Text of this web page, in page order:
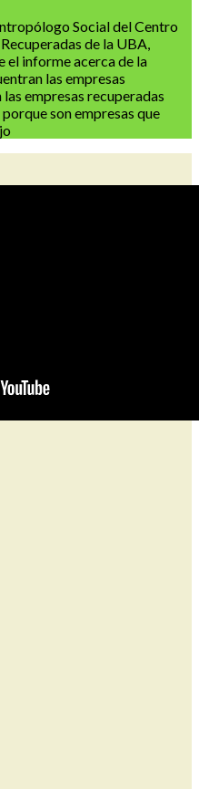
Social del Centro
de la UBA,
el informe acerca de la
las empresas
empresas recuperadas
son empresas que